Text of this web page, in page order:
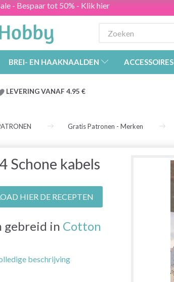
- Bespaar tot 50% - Klik hier
BREI- EN HAAKNAALDEN ACCESSOIRES
LEVERING VANAF 4.95 €
Gratis Patronen - Merken
Schone kabels
HIER DE RECEPTEN
gebreid in Cotton
beschrijving